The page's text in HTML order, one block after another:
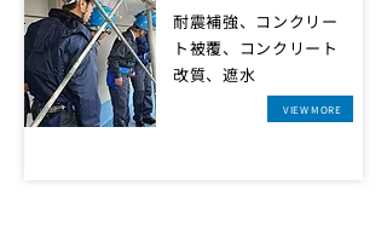
耐震補強、コンクリー
ト被覆、コンクリート
改質、遮水
VIEW MORE